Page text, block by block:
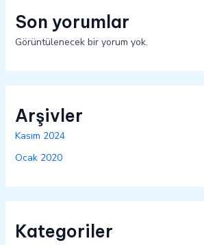
Son yorumlar
Görüntülenecek bir yorum yok.
Arşivler
Kasım 2024
Ocak 2020
Kategoriler